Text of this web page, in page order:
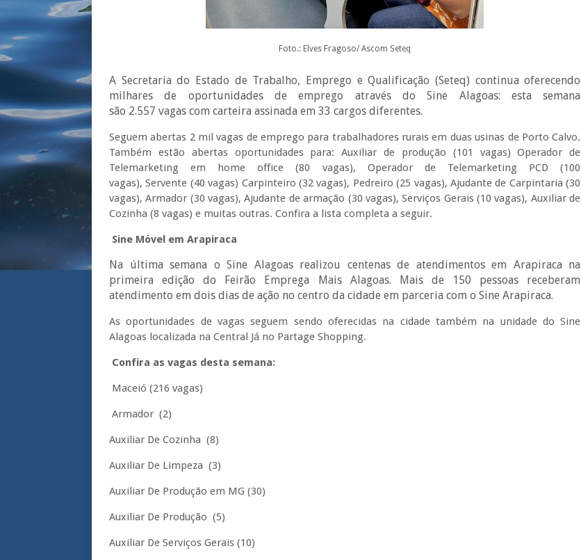
Foto.: Elves Fragoso/ Ascom Seteq
A Secretaria do Estado de Trabalho, Emprego e Qualificação (Seteq) continua oferecendo
milhares de oportunidades de emprego através do Sine Alagoas: esta semana
são 2.557 vagas com carteira assinada em 33 cargos diferentes.
Seguem abertas 2 mil vagas de emprego para trabalhadores rurais em duas usinas de Porto Calvo.
Também estão abertas oportunidades para: Auxiliar de produção (101 vagas) Operador de
Telemarketing em home office (80 vagas), Operador de Telemarketing PCD (100
vagas), Servente (40 vagas) Carpinteiro (32 vagas), Pedreiro (25 vagas), Ajudante de Carpintaria (30
vagas), Armador (30 vagas), Ajudante de armação (30 vagas), Serviços Gerais (10 vagas), Auxiliar de
Cozinha (8 vagas) e muitas outras. Confira a lista completa a seguir.
Sine Móvel em Arapiraca
Na última semana o Sine Alagoas realizou centenas de atendimentos em Arapiraca na
primeira edição do Feirão Emprega Mais Alagoas. Mais de 150 pessoas receberam
atendimento em dois dias de ação no centro da cidade em parceria com o Sine Arapiraca.
As oportunidades de vagas seguem sendo oferecidas na cidade também na unidade do Sine
Alagoas localizada na Central Já no Partage Shopping.
Confira as vagas desta semana:
Maceió (216 vagas)
Armador (2)
Auxiliar De Cozinha (8)
Auxiliar De Limpeza (3)
Auxiliar De Produção em MG (30)
Auxiliar De Produção (5)
Auxiliar De Serviços Gerais (10)